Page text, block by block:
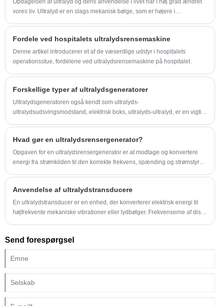
Opdagelsen af ​​ultralyd og dens anvendelse i livet har i høj grad ændret
vores liv. Ultralyd er en slags mekanisk bølge, som er højere i
Fordele ved hospitalets ultralydsrensemaskine
Denne artikel introducerer et af de væsentlige udstyr i hospitalets
operationsstue, fordelene ved ultralydsrensemaskine på hospitalet.
Forskellige typer af ultralydsgeneratorer
Ultralydsgeneratoren også kendt som ultralyds-
ultralydsudsvingsmodstand, elektrisk boks, ultralyds-ultralyd, er en vigtig
Hvad gør en ultralydsrensergenerator?
Opgaven for en ultralydsrensergenerator er at modtage og konvertere
energi fra strømkilden til den korrekte frekvens, spænding og strømstyrke.
Anvendelse af ultralydstransducere
En ultralydstransducer er en enhed, der konverterer elektrisk energi til
højfrekvente mekaniske vibrationer eller lydbølger. Frekvenserne af disse
industrier.
Send forespørgsel